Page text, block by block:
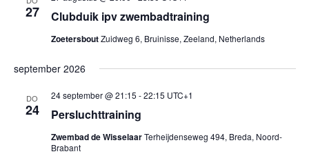
27 Clubduik ipv zwembadtraining
ZoetersboutZuidweg 6, Bruinisse, Zeeland, Netherlands
september 2026
DO
24 Persluchttraining
24 september @ 21:15 -22:15 UTC+1
Zwembad de WisselaarTerheijdenseweg 494, Breda, Noord-
Brabant